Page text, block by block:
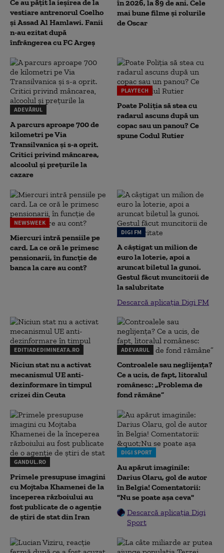
Ce au pățit la ieșirea de la
vestiare antrenorul Coelho
și Assad Al Hamlawi. Fanii
n-au ezitat după
înfrângerea cu FC Argeș
în 2026, la 89 de ani. Cele
mai bune filme și rolurile
de Oscar
ADEVĂRUL
A parcurs aproape 700 de
kilometri pe Via
Transilvanica și s-a oprit.
Critici privind mâncarea,
alcoolul și prețurile la
cazare
PLAYTECH
Poate Poliția să stea cu
radarul ascuns după un
copac sau un panou? Ce
spune Codul Rutier
NEWSWEEK
Miercuri intră pensiile pe
card. La ce oră le primesc
pensionarii, în funcție de
banca la care au cont?
DIGI FM
A câștigat un milion de
euro la loterie, apoi a
aruncat biletul la gunoi.
Gestul făcut muncitorii de
la salubritate
Descarcă aplicația Digi FM
EDITIADEDIMINEATA.RO
Niciun stat nu a activat
mecanismul UE anti-
dezinformare în timpul
crizei din Ceuta
ADEVARUL
Controalele sau neglijența?
Ce a ucis, de fapt, litoralul
românesc: „Problema de
fond rămâne”
GANDUL.RO
Primele presupuse imagini
cu Mojtaba Khamenei de la
începerea războiului au
fost publicate de o agenție
de știri de stat din Iran
DIGI SPORT
Au apărut imaginile:
Darius Olaru, gol de autor
în Belgia! Comentatorii:
"Nu se poate așa ceva"
Descarcă aplicația Digi
Sport